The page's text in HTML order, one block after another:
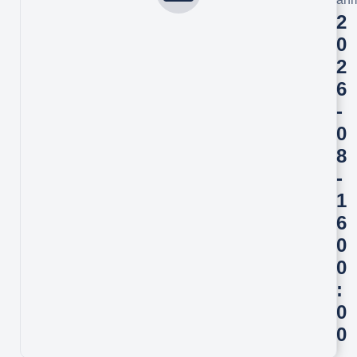
2
0
2
6
-
0
8
-
1
6
0
0
:
0
0